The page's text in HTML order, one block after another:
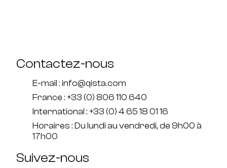
Contactez-nous
E-mail : info@qista.com
France : +33 (0) 806 110 640
International : +33 (0) 4 65 18 01 16
Horaires : Du lundi au vendredi, de 9h00 à
17h00
Suivez-nous